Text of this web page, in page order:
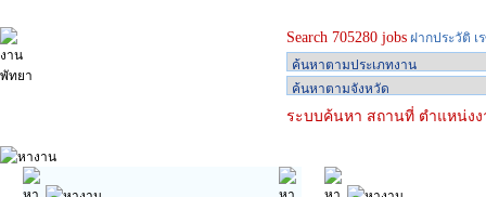
Search 705280 jobs ฝากประวัติ
ระบบค้นหา สถานที่ ตำแหน่ง